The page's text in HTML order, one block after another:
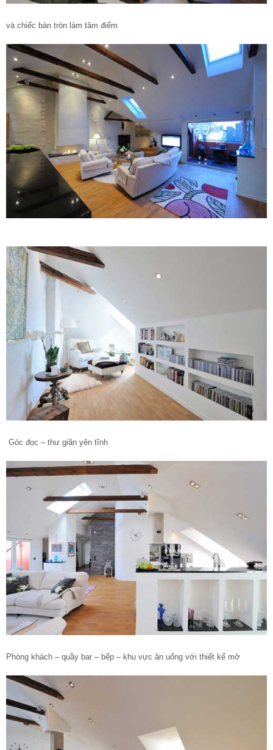
và chiếc bàn tròn làm tâm điểm
Góc đọc – thư giãn yên tĩnh
Phòng khách – quầy bar – bếp – khu vực ăn uống với thiết kế mở